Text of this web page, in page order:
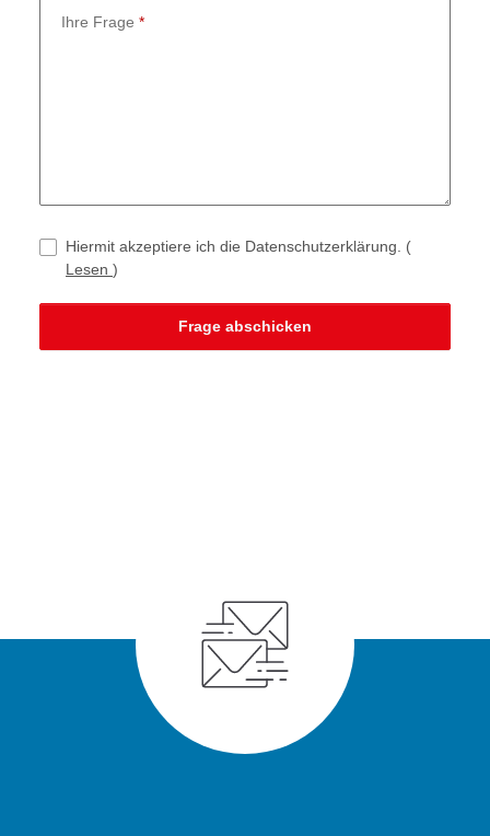
Ihre Frage
Hiermit akzeptiere ich die Datenschutzerklärung. (
Lesen )
Frage abschicken